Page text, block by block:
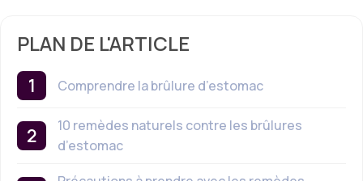
PLAN DE L'ARTICLE
Comprendre la brûlure d’estomac
10 remèdes naturels contre les brûlures
d’estomac